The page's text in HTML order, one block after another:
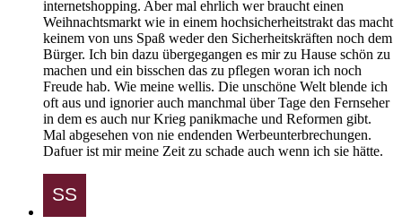
internetshopping. Aber mal ehrlich wer braucht einen
Weihnachtsmarkt wie in einem hochsicherheitstrakt das macht
keinem von uns Spaß weder den Sicherheitskräften noch dem
Bürger. Ich bin dazu übergegangen es mir zu Hause schön zu
machen und ein bisschen das zu pflegen woran ich noch
Freude hab. Wie meine wellis. Die unschöne Welt blende ich
oft aus und ignorier auch manchmal über Tage den Fernseher
in dem es auch nur Krieg panikmache und Reformen gibt.
Mal abgesehen von nie endenden Werbeunterbrechungen.
Dafuer ist mir meine Zeit zu schade auch wenn ich sie hätte.